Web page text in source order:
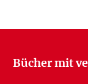
Bücher mit